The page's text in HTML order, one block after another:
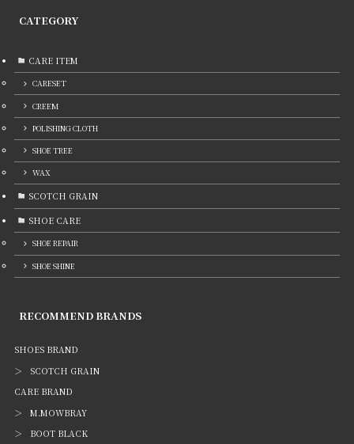
CATEGORY
CARE ITEM
CARESET
CREEM
POLISHING CLOTH
SHOE TREE
WAX
SCOTCH GRAIN
SHOE CARE
SHOE REPAIR
SHOE SHINE
RECOMMEND BRANDS
SHOES BRAND
＞ SCOTCH GRAIN
CARE BRAND
＞ M.MOWBRAY
＞ BOOT BLACK